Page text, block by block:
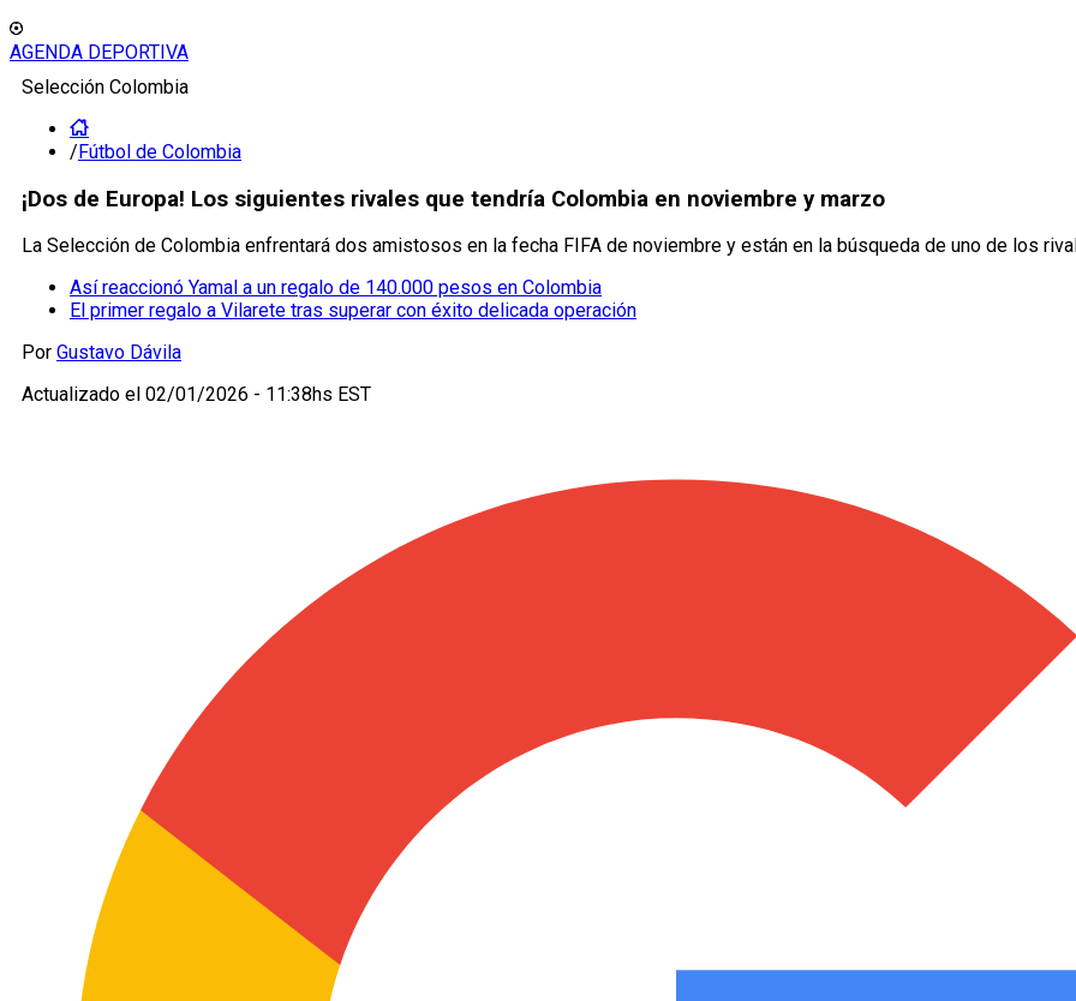
AGENDA DEPORTIVA
Selección Colombia
/Fútbol de Colombia
¡Dos de Europa! Los siguientes rivales que tendría Colombia en noviembre y marzo
La Selección de Colombia enfrentará dos amistosos en la fecha FIFA de noviembre y están en la búsqueda de uno de los
Así reaccionó Yamal a un regalo de 140.000 pesos en Colombia
El primer regalo a Vilarete tras superar con éxito delicada operación
Por Gustavo Dávila
Actualizado el 02/01/2026 - 11:38hs EST